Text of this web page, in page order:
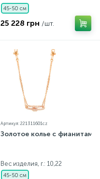
45-50 см
25 228 грн /шт.
Артикул: 221311601cz
Золотое колье с фианитами
Вес изделия, г.: 10,22
45-50 см